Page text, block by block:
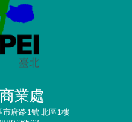
業處
府路1號 北區1樓